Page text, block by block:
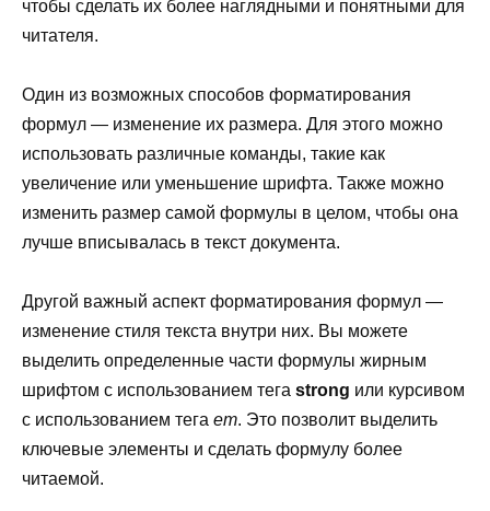
чтобы сделать их более наглядными и понятными для
читателя.
Один из возможных способов форматирования
формул — изменение их размера. Для этого можно
использовать различные команды, такие как
увеличение или уменьшение шрифта. Также можно
изменить размер самой формулы в целом, чтобы она
лучше вписывалась в текст документа.
Другой важный аспект форматирования формул —
изменение стиля текста внутри них. Вы можете
выделить определенные части формулы жирным
шрифтом с использованием тега strong или курсивом
с использованием тега em. Это позволит выделить
ключевые элементы и сделать формулу более
читаемой.